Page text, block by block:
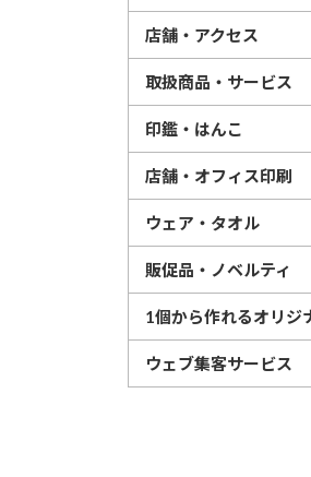
店舗・アクセス
取扱商品・サービス
印鑑・はんこ
店舗・オフィス印刷
ウェア・タオル
販促品・ノベルティ
1個から作れるオリジ
ウェブ集客サービス